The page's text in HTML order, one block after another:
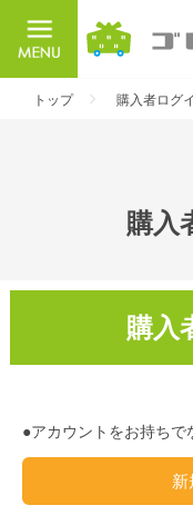
トップ 購入者ログ
購入
購入
●アカウントをお持ちで
新